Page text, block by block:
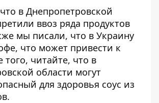
в Днепропетровской
ввоз ряда продуктов
мы писали, что в Украину
что может привести к
того, читайте, что в
области могут
для здоровья соус из
.